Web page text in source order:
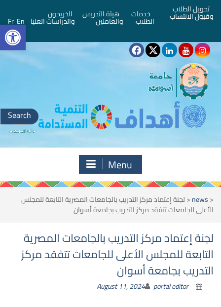
تحويل الطلاب
وقبول الانتساب خدمات
الطلاب
هيئة التدريس
والعاملين
الخريجون
والدراسات العليا En
Fr
Search
for:
Menu
<
news
<لجنة إعتماد مركز التدريب بالجامعات المصرية التابعة للمجلس
الأعلى للجامعات تتفقد مركز التدريب بجامعة أسوان
لجنة إعتماد مركز التدريب بالجامعات المصرية
التابعة للمجلس الأعلى للجامعات تتفقد مركز
التدريب بجامعة أسوان
August 11, 2024 portal editor